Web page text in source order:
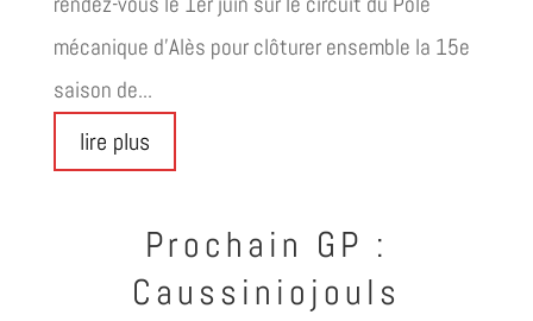
mécanique d'Alès pour clôturer ensemble la 15e
saison de...
lire plus
Prochain GP :
Caussiniojouls